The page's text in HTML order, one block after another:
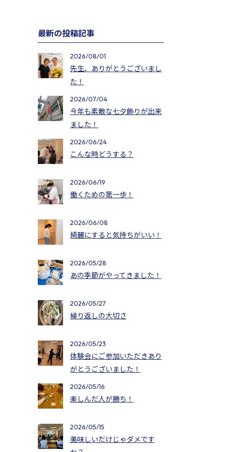
最新の投稿記事
2026/08/01
先生、ありがとうございまし
た！
2026/07/04
今年も素敵な七夕飾りが出来
ました！
2026/06/24
こんな時どうする？
2026/06/19
働くための第一歩！
2026/06/08
綺麗にすると気持ちがいい！
2026/05/28
あの季節がやってきました！
2026/05/27
繰り返しの大切さ
2026/05/23
体験会にご参加いただきあり
がとうございました！
2026/05/16
楽しんだ人が勝ち！
2026/05/15
美味しいだけじゃダメです